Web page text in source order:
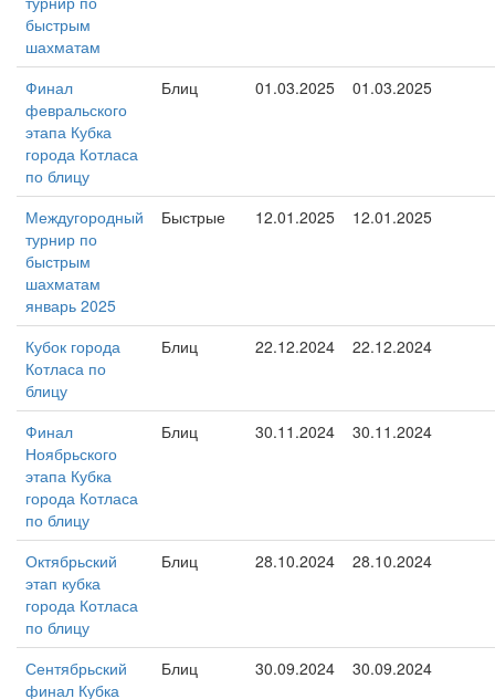
быстрым
шахматам
Финал
февральского
этапа Кубка
города Котласа
по блицу
Блиц 01.03.2025 01.03.2025
Междугородный
турнир по
быстрым
шахматам
январь 2025
Быстрые 12.01.2025 12.01.2025
Кубок города
Котласа по
блицу
Блиц 22.12.2024 22.12.2024
Финал
Ноябрьского
этапа Кубка
города Котласа
по блицу
Блиц 30.11.2024 30.11.2024
Октябрьский
этап кубка
города Котласа
по блицу
Блиц 28.10.2024 28.10.2024
Сентябрьский
финал Кубка
Блиц 30.09.2024 30.09.2024